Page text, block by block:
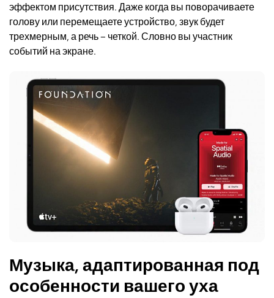
эффектом присутствия. Даже когда вы поворачиваете
голову или перемещаете устройство, звук будет
трехмерным, а речь – четкой. Словно вы участник
событий на экране.
Музыка, адаптированная под
особенности вашего уха